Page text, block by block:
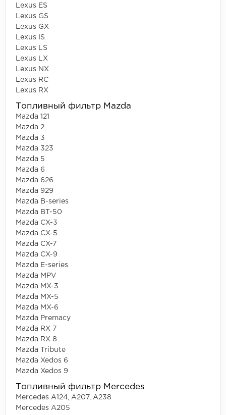
Lexus ES
Lexus GS
Lexus GX
Lexus IS
Lexus LS
Lexus LX
Lexus NX
Lexus RC
Lexus RX
Топливный фильтр Mazda
Mazda 121
Mazda 2
Mazda 3
Mazda 323
Mazda 5
Mazda 6
Mazda 626
Mazda 929
Mazda B-series
Mazda BT-50
Mazda CX-3
Mazda CX-5
Mazda CX-7
Mazda CX-9
Mazda E-series
Mazda MPV
Mazda MX-3
Mazda MX-5
Mazda MX-6
Mazda Premacy
Mazda RX 7
Mazda RX 8
Mazda Tribute
Mazda Xedos 6
Mazda Xedos 9
Топливный фильтр Mercedes
Mercedes A124, A207, A238
Mercedes A205